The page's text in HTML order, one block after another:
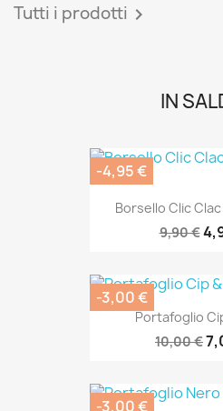
Tutti i prodotti 
IN
Borsello Clic
9,90 €
-4,95 €
Portafoglio
10,00 €
-3,00 €
-3,00 €